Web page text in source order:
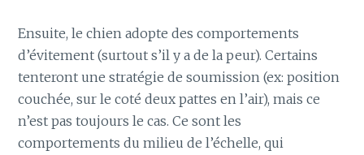
Ensuite, le chien adopte des comportements
d’évitement (surtout s’il y a de la peur). Certains
tenteront une stratégie de soumission (ex: position
couchée, sur le coté deux pattes en l’air), mais ce
n’est pas toujours le cas. Ce sont les
comportements du milieu de l’échelle, qui